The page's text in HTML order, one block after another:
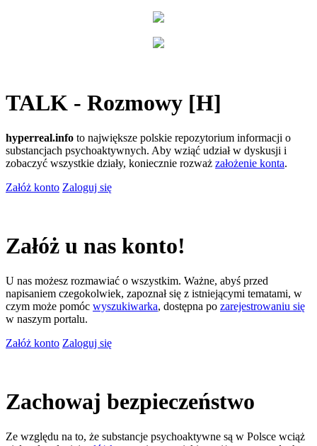
TALK - Rozmowy [H]
hyperreal.info to największe polskie repozytorium informacji o
substancjach psychoaktywnych. Aby wziąć udział w dyskusji i
zobaczyć wszystkie działy, koniecznie rozważ założenie konta.
Załóż konto Zaloguj się
Załóż u nas konto!
U nas możesz rozmawiać o wszystkim. Ważne, abyś przed
napisaniem czegokolwiek, zapoznał się z istniejącymi tematami, w
czym może pomóc wyszukiwarka, dostępna po zarejestrowaniu się
w naszym portalu.
Załóż konto Zaloguj się
Zachowaj bezpieczeństwo
Ze względu na to, że substancje psychoaktywne są w Polsce wciąż